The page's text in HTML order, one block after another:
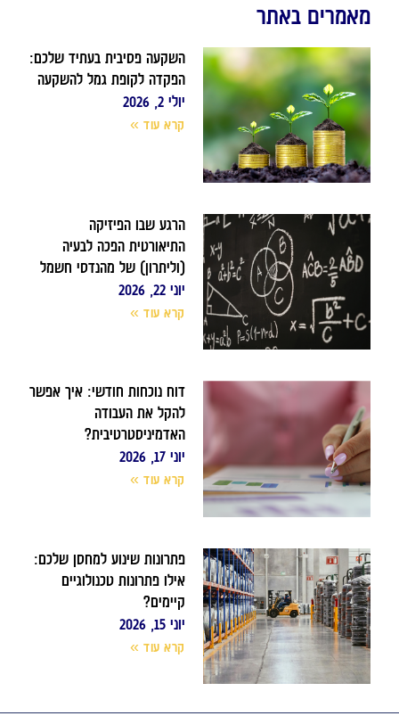
מאמרים באתר
השקעה פסיבית בעתיד שלכם:
הפקדה לקופת גמל להשקעה
יולי 2, 2026
קרא עוד »
הרגע שבו הפיזיקה
התיאורטית הפכה לבעיה
(וליתרון) של מהנדסי חשמל
יוני 22, 2026
קרא עוד »
דוח נוכחות חודשי: איך אפשר
להקל את העבודה
האדמיניסטרטיבית?
יוני 17, 2026
קרא עוד »
פתרונות שינוע למחסן שלכם:
אילו פתרונות טכנולוגיים
קיימים?
יוני 15, 2026
קרא עוד »